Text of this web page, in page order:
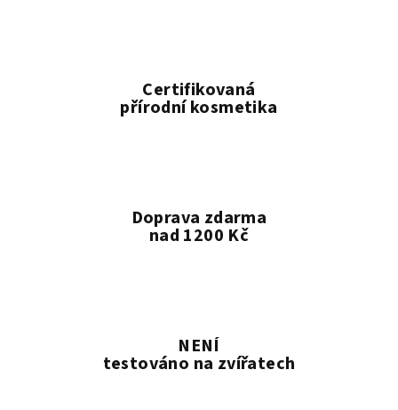
Certifikovaná
přírodní kosmetika
Doprava zdarma
nad 1200 Kč
NENÍ
testováno na zvířatech